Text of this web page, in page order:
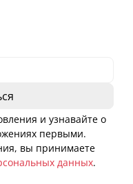
и узнавайте о
первыми.
вы принимаете
данных.